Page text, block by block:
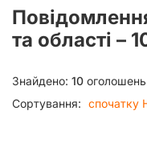
та області –
Сортування:
Знайдено: 10 оголошень